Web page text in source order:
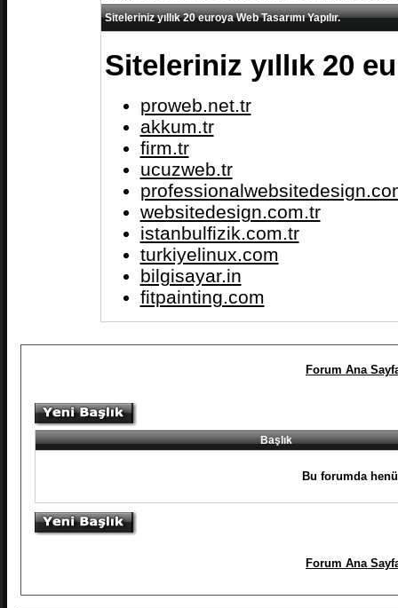
Siteleriniz yıllık 20 euroya Web Tasarımı Yapılır.
Siteleriniz yıllık 20
proweb.net.tr
akkum.tr
firm.tr
ucuzweb.tr
websitedesign.com.tr
istanbulfizik.com.tr
turkiyelinux.com
bilgisayar.in
fitpainting.com
Forum Ana
Başlık
Bu forumda
Forum Ana